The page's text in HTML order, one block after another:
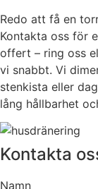
Redo att få en
Kontakta oss för
offert – ring oss
vi snabbt. Vi
stenkista eller
lång hållbarhet
Kontakta
Namn